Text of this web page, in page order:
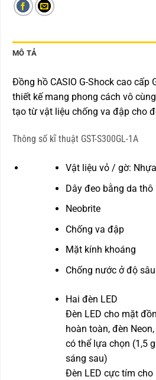
MÔ TẢ
Đồng hồ CASIO G-Shock cao cấp
thiết kế mang phong cách vô
tạo từ vật liệu chống va đập cho
Thông số kĩ thuật GST-S300GL-1A
Vật liệu vỏ / gờ:
Dây đeo bằng da thô
Neobrite
Chống va đập
Mặt kính khoáng
Chống nước ở độ
Hai đèn LED
Đèn LED cho mặt
hoàn toàn, đèn
có thể lựa chọn (1,5
sáng sau)
Đèn LED cực tím